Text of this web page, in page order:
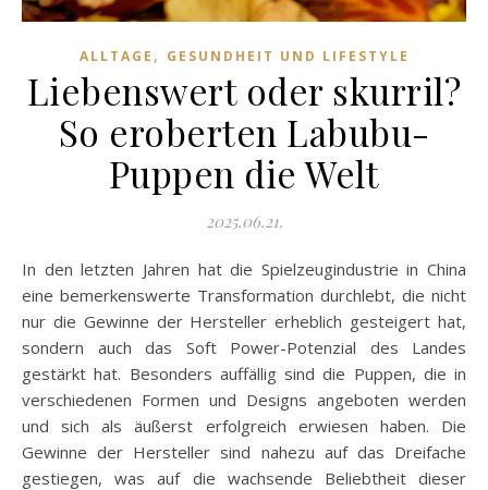
ALLTAGE , GESUNDHEIT UND LIFESTYLE
Liebenswert oder skurril?
So eroberten Labubu-
Puppen die Welt
2025.06.21.
In den letzten Jahren hat die Spielzeugindustrie in China
eine bemerkenswerte Transformation durchlebt, die nicht
nur die Gewinne der Hersteller erheblich gesteigert hat,
sondern auch das Soft Power-Potenzial des Landes
gestärkt hat. Besonders auffällig sind die Puppen, die in
verschiedenen Formen und Designs angeboten werden
und sich als äußerst erfolgreich erwiesen haben. Die
Gewinne der Hersteller sind nahezu auf das Dreifache
gestiegen, was auf die wachsende Beliebtheit dieser